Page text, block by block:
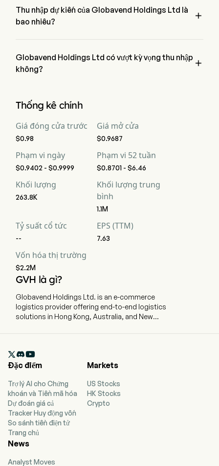
Thu nhập dự kiến của Globavend Holdings Ltd là
bao nhiêu?

Globavend Holdings Ltd có vượt kỳ vọng thu nhập
không?

Thống kê chính
Giá đóng cửa trước
$0.98
Giá mở cửa
$0.9687
Phạm vi ngày
$0.9402 - $0.9999
Phạm vi 52 tuần
$0.8701 - $6.46
Khối lượng
263.8K
Khối lượng trung
bình
1.1M
Tỷ suất cổ tức
--
EPS (TTM)
7.63
Vốn hóa thị trường
$2.2M
GVH là gì?
Globavend Holdings Ltd. is an e-commerce
logistics provider offering end-to-end logistics
solutions in Hong Kong, Australia, and New
on 2023-11-08. The firm formulates and
implements integrated, end-to-end, cross-
the provision of air freight forwarding services
and related logistics services as its principal
business. Its business model principally involves
the provision of integrated cross-border
logistics services, which include air freight
forwarding services offered as an integral part
thereof; and air freight forwarding services,
segmented from its integrated cross-border

Đặc điểm
Trợ lý AI cho Chứng
khoán và Tiền mã hóa
Dự đoán giá cả
Tracker Huy động vốn
So sánh tiền điện tử
Trang chủ
Markets
US Stocks
HK Stocks
Crypto
News
Analyst Moves